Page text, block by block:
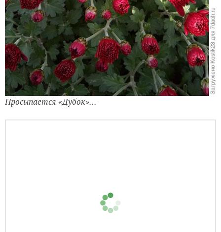
Просыпается «Дубок»...